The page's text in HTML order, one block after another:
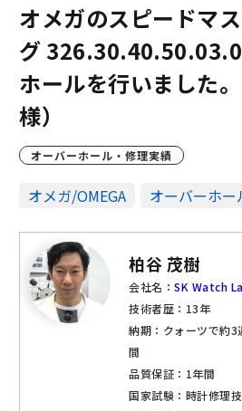
オメガのスピードマ
グ
ホールを行いました
様）
オーバーホール・修理実績
オメガ/OMEGA オーバーホー
柏谷 茂樹
会社名：SK Watch
技術者歴：13年
納期：クォーツで約
間
品質保証：1年間
国家試験：時計修理